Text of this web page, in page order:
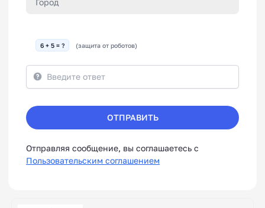
6 + 5 = ? (защита от роботов)
ОТПРАВИТЬ
Отправляя сообщение, вы соглашаетесь с
Пользовательским соглашением